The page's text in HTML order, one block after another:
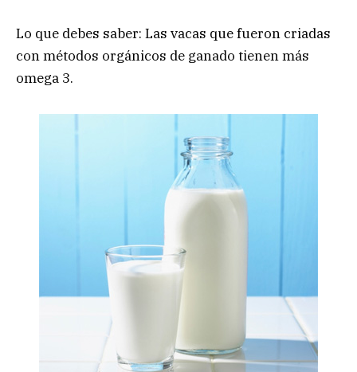
Lo que debes saber: Las vacas que fueron criadas
con métodos orgánicos de ganado tienen más
omega 3.